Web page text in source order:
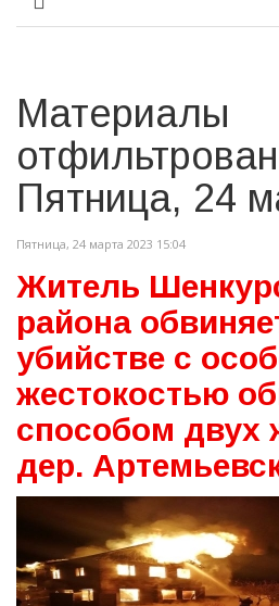
Материалы
Пятница, 24
Пятница, 24 марта 2023 15:04
Житель
района
убийстве с
жестокостью
способом двух
дер.